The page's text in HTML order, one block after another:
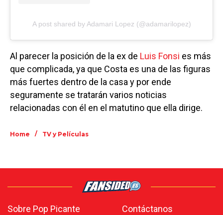
A post shared by Adamari Lopez (@adamarilopez)
Al parecer la posición de la ex de Luis Fonsi es más
que complicada, ya que Costa es una de las figuras
más fuertes dentro de la casa y por ende
seguramente se tratarán varios noticias
relacionadas con él en el matutino que ella dirige.
Home / TV y Películas
Sobre Pop Picante Contáctanos